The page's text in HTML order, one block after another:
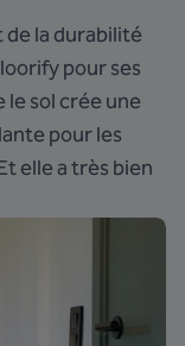
la durabilité
pour ses
le sol crée une
pour les
elle a très bien